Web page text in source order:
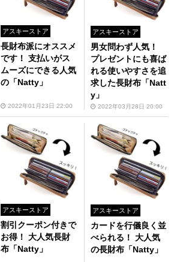
アスキーストア
長財布派にオススメ
です！ 支払いがス
ムーズにできる人気
の「Natty」
2022年01月23日 22:00
アスキーストア
男女問わず人気！
プレゼントにも喜ば
れる使いやすさを追
求した長財布「Natt
y」
2022年03月28日 20:00
アスキーストア
割引クーポン付きで
お得！ 大人気長財
布「Natty」
アスキーストア
カードを行儀良く並
べられる！ 大人気
の長財布「Natty」